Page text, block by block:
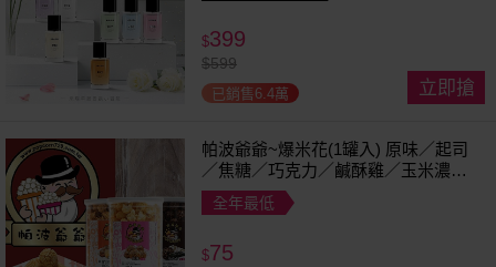
$399
$599
已銷售6.4萬 立即搶
帕波爺爺~爆米花(1罐入) 原味／起司
／焦糖／巧克力／鹹酥雞／玉米濃湯
／珍珠奶茶 款式可選
全年最低
$75